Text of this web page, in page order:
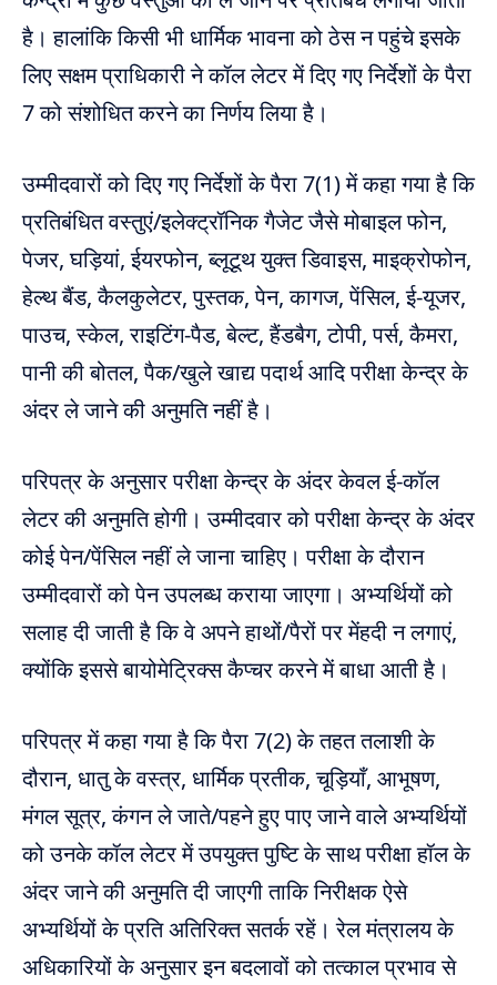
है। हालांकि किसी भी धार्मिक भावना को ठेस न पहुंचे इसके
लिए सक्षम प्राधिकारी ने कॉल लेटर में दिए गए निर्देशों के पैरा
7 को संशोधित करने का निर्णय लिया है।
उम्मीदवारों को दिए गए निर्देशों के पैरा 7(1) में कहा गया है कि
प्रतिबंधित वस्तुएं/इलेक्ट्रॉनिक गैजेट जैसे मोबाइल फोन,
पेजर, घड़ियां, ईयरफोन, ब्लूटूथ युक्त डिवाइस, माइक्रोफोन,
हेल्थ बैंड, कैलकुलेटर, पुस्तक, पेन, कागज, पेंसिल, ई-यूजर,
पाउच, स्केल, राइटिंग-पैड, बेल्ट, हैंडबैग, टोपी, पर्स, कैमरा,
पानी की बोतल, पैक/खुले खाद्य पदार्थ आदि परीक्षा केन्द्र के
अंदर ले जाने की अनुमति नहीं है।
परिपत्र के अनुसार परीक्षा केन्द्र के अंदर केवल ई-कॉल
लेटर की अनुमति होगी। उम्मीदवार को परीक्षा केन्द्र के अंदर
कोई पेन/पेंसिल नहीं ले जाना चाहिए। परीक्षा के दौरान
उम्मीदवारों को पेन उपलब्ध कराया जाएगा। अभ्यर्थियों को
सलाह दी जाती है कि वे अपने हाथों/पैरों पर मेंहदी न लगाएं,
क्योंकि इससे बायोमेट्रिक्स कैप्चर करने में बाधा आती है।
परिपत्र में कहा गया है कि पैरा 7(2) के तहत तलाशी के
दौरान, धातु के वस्त्र, धार्मिक प्रतीक, चूड़ियाँ, आभूषण,
मंगल सूत्र, कंगन ले जाते/पहने हुए पाए जाने वाले अभ्यर्थियों
को उनके कॉल लेटर में उपयुक्त पुष्टि के साथ परीक्षा हॉल के
अंदर जाने की अनुमति दी जाएगी ताकि निरीक्षक ऐसे
अभ्यर्थियों के प्रति अतिरिक्त सतर्क रहें। रेल मंत्रालय के
अधिकारियों के अनुसार इन बदलावों को तत्काल प्रभाव से